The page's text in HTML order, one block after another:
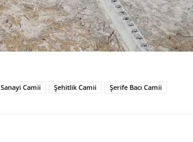
Sanayi Camii Şehitlik Camii Şerife Bacı Camii